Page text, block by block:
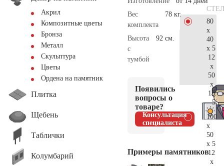
Акрил
Композитные цветы
Бронза
Металл
Скульптура
Цветы
Ордена на памятник
Плитка
Щебень
Таблички
Колумбарий
Вес
комплекта
78 кг.
Высота
с
тумбой
92 см.
Появились
вопросы о
товаре?
Консультация
специалиста
Примеры памятников
80
x
40
x 5
12
x
50
x
15
100
x
50
x 5
12
x